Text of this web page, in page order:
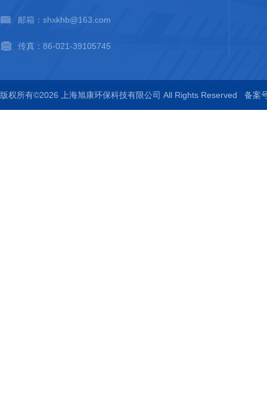
邮箱：shxkhb@163.com
传真：86-021-39105745
版权所有©2026 上海旭康环保科技有限公司 All Rights Reserved 备案